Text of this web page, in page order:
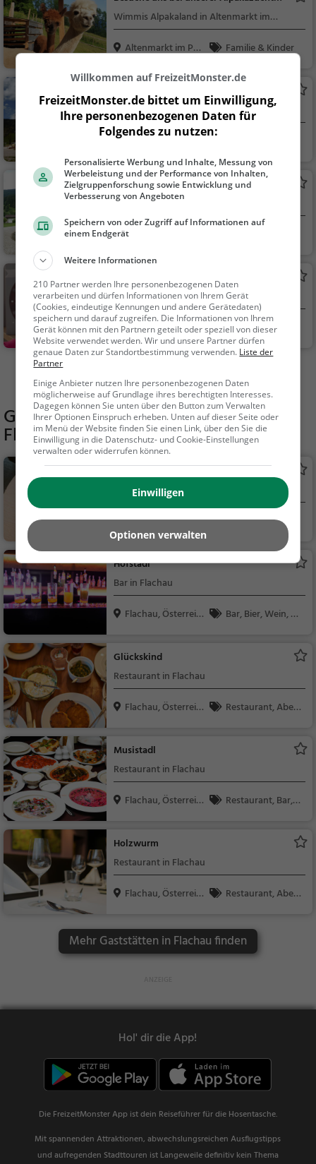
Wimmis Alpakaland
Wimmis Alpakaland in Altenmarkt im
Pongau
Altenmarkt im Pon
Familie & Kinder
Schloss Tandalier
Adelssitz in Radstadt
ch
Sehenswürdigkeit
Badesee Eben im Pongau
See in Eben im Pongau
Eben im Pongau, Ö
Das Geheimnis um die drei Türme
Escape Room war gestern heute ist ganz
Radstadt dein Escape Room
Radstadt, Österrei
ch
Action & Abente
uer, Familie & Kinder,
Touren
Mehr Aktivitäten in Flachau finden
Gaststätten in der Nähe vonMinigolf
Flachau
D' Bachstub'n
Café in Flachau
Flachau, Österreic
h
Café, Kaffee / Kuc
hen, Frühstück, Gebä
ck / Teigwaren
Hofstadl
Bar in Flachau
Flachau, Österreic
Bar, Bier, Wein, Sn
Glückskind
Restaurant in Flachau
Flachau, Österreic
Restaurant, Aben
Musistadl
Restaurant in Flachau
Flachau, Österreic
Restaurant, Bar, A
Holzwurm
Restaurant in Flachau
Flachau, Österreic
Restaurant, Aben
Mehr Gaststätten in Flachau finden
Hol' dir die App!
Die FreizeitMonster App ist dein Reiseführer für die Hosentasche.
Mit spannenden Attraktionen, abwechslungsreichen Ausflugstipps
und aufregenden Stadttouren ist Langeweile definitiv kein Thema
Willkommen auf FreizeitMonster.de
FreizeitMonster.de bittet um Einwilligung,
Ihre personenbezogenen Daten für
Folgendes zu nutzen:
Personalisierte Werbung und Inhalte, Messung von
Werbeleistung und der Performance von Inhalten,
Zielgruppenforschung sowie Entwicklung und
Verbesserung von Angeboten
Speichern von oder Zugriff auf Informationen auf
einem Endgerät
Weitere Informationen
210 Partner werden Ihre personenbezogenen Daten
verarbeiten und dürfen Informationen von Ihrem Gerät
(Cookies, eindeutige Kennungen und andere Gerätedaten)
speichern und darauf zugreifen. Die Informationen von Ihrem
Gerät können mit den Partnern geteilt oder speziell von dieser
Website verwendet werden. Wir und unsere Partner dürfen
genaue Daten zur Standortbestimmung verwenden. Liste der
Partner
Einige Anbieter nutzen Ihre personenbezogenen Daten
möglicherweise auf Grundlage ihres berechtigten Interesses.
Dagegen können Sie unten über den Button zum Verwalten
Ihrer Optionen Einspruch erheben. Unten auf dieser Seite oder
im Menü der Website finden Sie einen Link, über den Sie die
Einwilligung in die Datenschutz- und Cookie-Einstellungen
verwalten oder widerrufen können.
Einwilligen
Optionen verwalten